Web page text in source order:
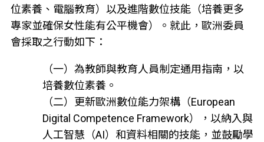
位素養、電腦教育）以及進階數位技能（培養更多
專家並確保女性能有公平機會）。就此，歐洲委員
會採取之行動如下：
（一）為教師與教育人員制定通用指南，以
培養數位素養。
（二）更新歐洲數位能力架構（European
Digital Competence Framework），以納入與
人工智慧（AI）和資料相關的技能，並鼓勵學